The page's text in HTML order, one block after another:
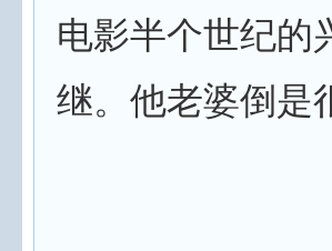
电影半个世纪的
继。他老婆倒是